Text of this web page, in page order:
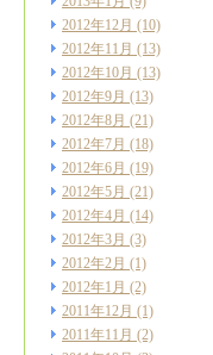
2012年12月 (10)
2012年11月 (13)
2012年10月 (13)
2012年9月 (13)
2012年8月 (21)
2012年7月 (18)
2012年6月 (19)
2012年5月 (21)
2012年4月 (14)
2012年3月 (3)
2012年2月 (1)
2012年1月 (2)
2011年12月 (1)
2011年11月 (2)